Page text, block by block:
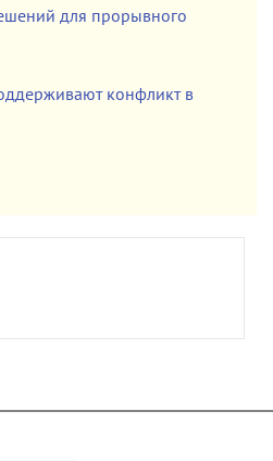
для прорывного
конфликт в